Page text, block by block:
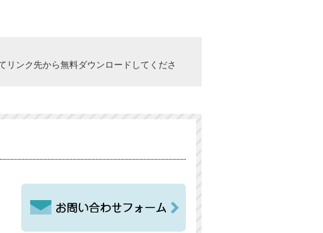
リンク先から無料ダウンロードしてくださ